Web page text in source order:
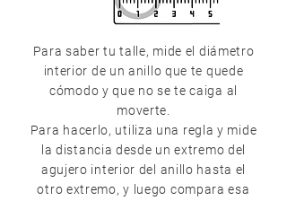
Para saber tu talle, mide el diámetro
interior de un anillo que te quede
cómodo y que no se te caiga al
moverte.
Para hacerlo, utiliza una regla y mide
la distancia desde un extremo del
agujero interior del anillo hasta el
otro extremo, y luego compara esa